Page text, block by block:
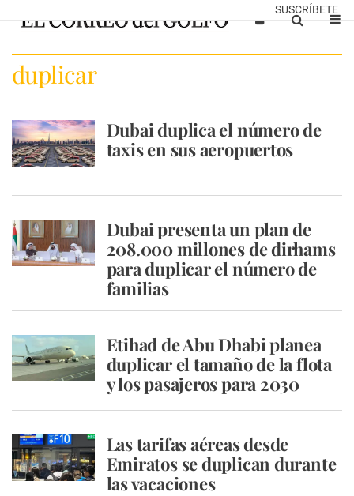
SUSCRÍBETE
duplicar
Dubai duplica el número de
taxis en sus aeropuertos
Dubai presenta un plan de
208.000 millones de dirhams
para duplicar el número de
familias
Etihad de Abu Dhabi planea
duplicar el tamaño de la flota
y los pasajeros para 2030
Las tarifas aéreas desde
Emiratos se duplican durante
las vacaciones